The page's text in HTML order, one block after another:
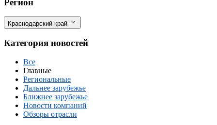
Фейковое оливковое масло разливали
Фильтры
Регион
Краснодарский край
Категория новостей
Все
Главные
Региональные
Дальнее зарубежье
Ближнее зарубежье
Новости компаний
Обзоры отрасли